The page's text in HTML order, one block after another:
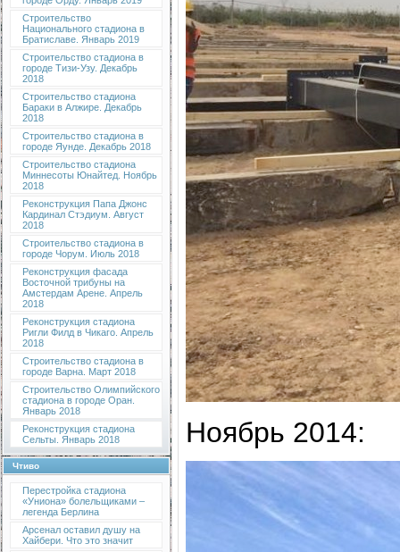
Строительство
Национального стадиона в
Братиславе. Январь 2019
Строительство стадиона в
городе Тизи-Узу. Декабрь
2018
Строительство стадиона
Бараки в Алжире. Декабрь
2018
Строительство стадиона в
городе Яунде. Декабрь 2018
Строительство стадиона
Миннесоты Юнайтед. Ноябрь
2018
Реконструкция Папа Джонс
Кардинал Стэдиум. Август
2018
Строительство стадиона в
городе Чорум. Июль 2018
Реконструкция фасада
Восточной трибуны на
Амстердам Арене. Апрель
2018
Реконструкция стадиона
Ригли Филд в Чикаго. Апрель
2018
Строительство стадиона в
городе Варна. Март 2018
Строительство Олимпийского
стадиона в городе Оран.
Январь 2018
Реконструкция стадиона
Сельты. Январь 2018
Чтиво
Перестройка стадиона
«Униона» болельщиками –
легенда Берлина
Арсенал оставил душу на
Хайбери. Что это значит
Ноябрь 2014: